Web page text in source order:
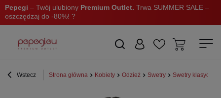
Pepegi – Twój ulubiony Premium Outlet. Trwa SUMMER SALE –
oszczędzaj do -80%! ?
Wstecz Strona główna Kobiety Odzież Swetry Swetry klasyczne